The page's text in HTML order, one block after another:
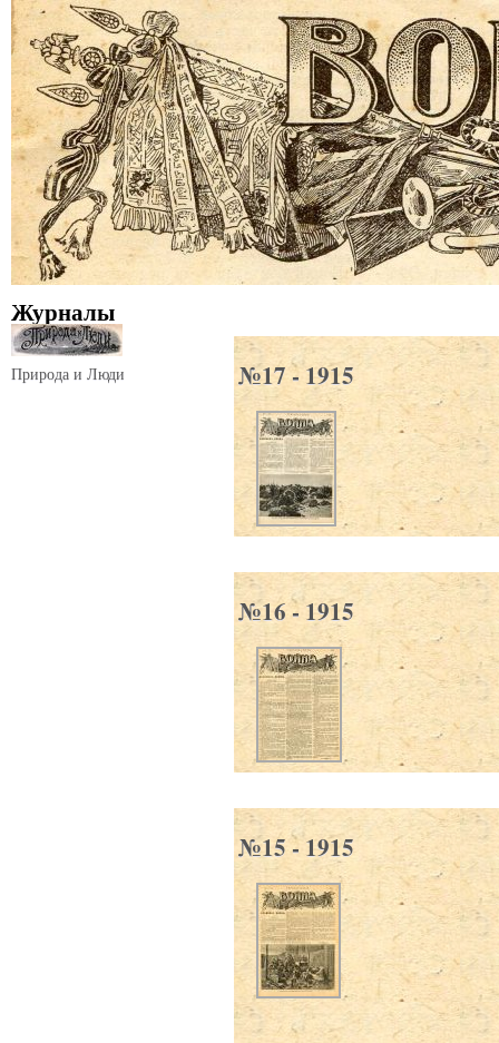
№17 - 1915
№16 - 1915
№15 - 1915
Журналы
Природа и Люди